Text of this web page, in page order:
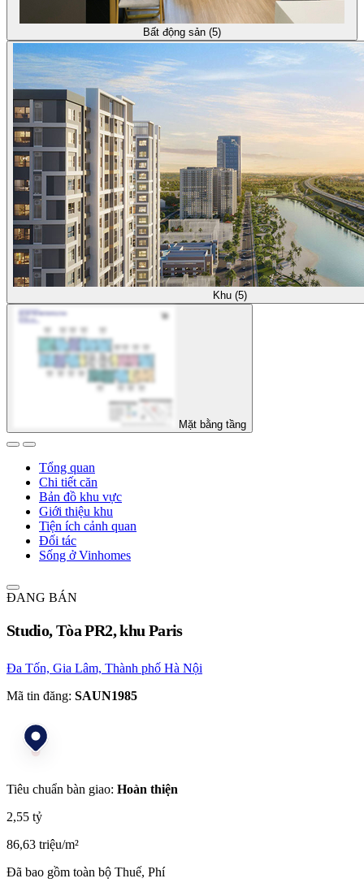
Bất động sản (5)
Khu (5)
Mặt bằng tầng
Tổng quan
Chi tiết căn
Bản đồ khu vực
Giới thiệu khu
Tiện ích cảnh quan
Đối tác
Sống ở Vinhomes
ĐANG BÁN
Studio, Tòa PR2, khu Paris
Đa Tốn, Gia Lâm, Thành phố Hà Nội
Mã tin đăng: SAUN1985
Tiêu chuẩn bàn giao: Hoàn thiện
2,55 tỷ
86,63 triệu/m²
Đã bao gồm toàn bộ Thuế, Phí